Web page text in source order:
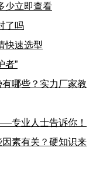
少立即查看
了吗
快速选型
者”
哪些？实力厂家教
专业人士告诉你！
素有关？硬知识来